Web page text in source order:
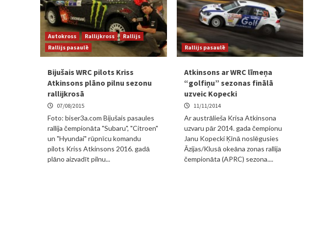
Autokross Rallijkross
Rallijs
Rallijs pasaulē
Bijušais WRC pilots Kriss
Atkinsons plāno pilnu sezonu
rallijkrosā
07/08/2015
Foto: biser3a.com Bijušais pasaules
rallija čempionāta "Subaru", "Citroen"
un "Hyundai" rūpnīcu komandu
pilots Kriss Atkinsons 2016. gadā
plāno aizvadīt pilnu...
Rallijs pasaulē
Atkinsons ar WRC līmeņa
“golfiņu” sezonas finālā
uzveic Kopecki
11/11/2014
Ar austrālieša Krisa Atkinsona
uzvaru pār 2014. gada čempionu
Janu Kopecki Ķīnā noslēgusies
Āzijas/Klusā okeāna zonas rallija
čempionāta (APRC) sezona....